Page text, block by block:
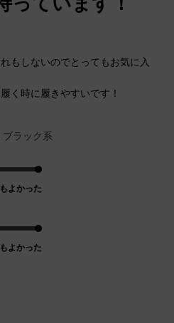
もしないのでとってもお気に入
く時に履きやすいです！
ブラック系
よかった
よかった